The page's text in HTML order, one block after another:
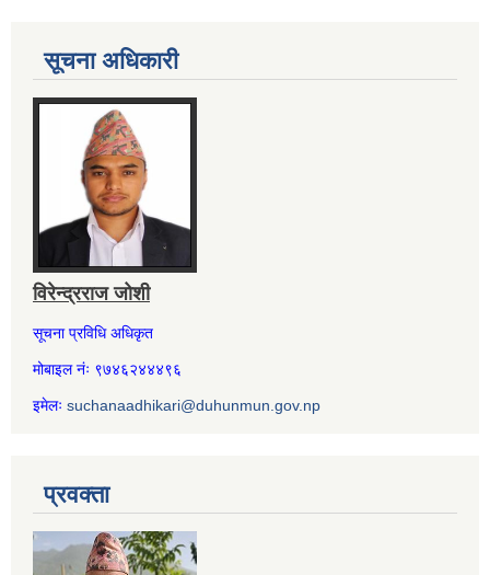
सूचना अधिकारी
विरेन्द्रराज जोशी
सूचना प्रविधि अधिकृत
मोबाइल नंः ९७४६२४४४९६
इमेलः suchanaadhikari@duhunmun.gov.np
प्रवक्ता